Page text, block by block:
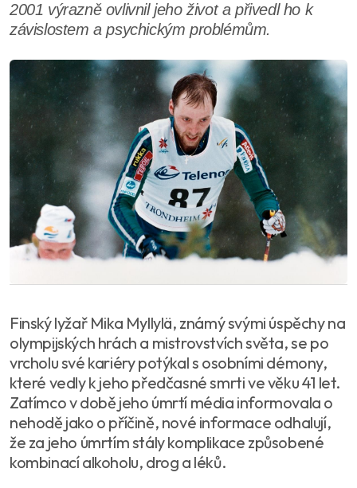
2001 výrazně ovlivnil jeho život a přivedl ho k
závislostem a psychickým problémům.
Finský lyžař Mika Myllylä, známý svými úspěchy na
olympijských hrách a mistrovstvích světa, se po
vrcholu své kariéry potýkal s osobními démony,
které vedly k jeho předčasné smrti ve věku 41 let.
Zatímco v době jeho úmrtí média informovala o
nehodě jako o příčině, nové informace odhalují,
že za jeho úmrtím stály komplikace způsobené
kombinací alkoholu, drog a léků.